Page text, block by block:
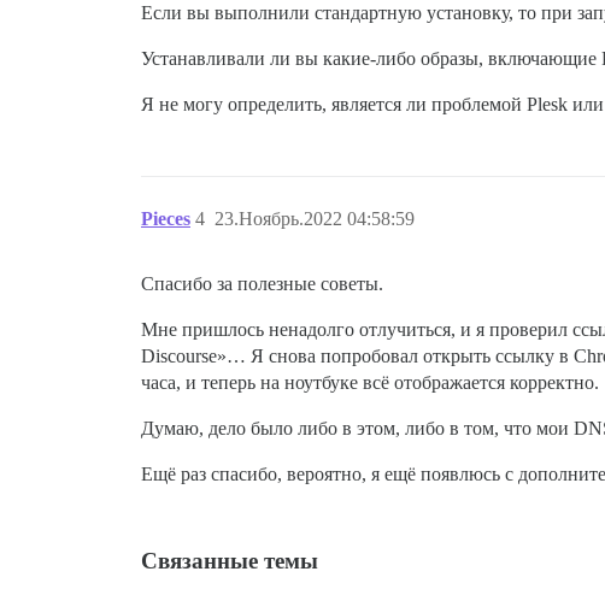
Если вы выполнили стандартную установку, то при
Устанавливали ли вы какие-либо образы, включающие
Я не могу определить, является ли проблемой Plesk
Pieces 23.Ноябрь.2022 04:58:59
4
Спасибо за полезные советы.
Мне пришлось ненадолго отлучиться, и я проверил
Discourse»… Я снова попробовал открыть ссылку в
часа, и теперь на ноутбуке всё отображается корректно.
Думаю, дело было либо в этом, либо в том, что мои
Ещё раз спасибо, вероятно, я ещё появлюсь с
Связанные темы